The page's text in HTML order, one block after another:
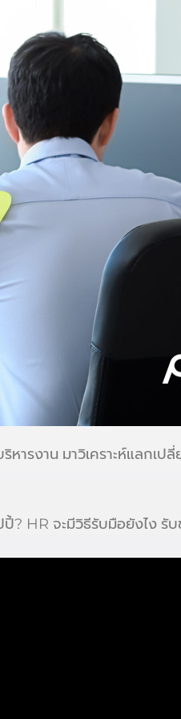
ารงาน มาวิเคราะห์แลกเป
ปี้? HR จะมีวิธีรับมือยังไง รั